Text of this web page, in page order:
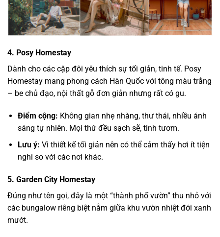
4. Posy Homestay
Dành cho các cặp đôi yêu thích sự tối giản, tinh tế. Posy
Homestay mang phong cách Hàn Quốc với tông màu trắng
– be chủ đạo, nội thất gỗ đơn giản nhưng rất có gu.
Điểm cộng: Không gian nhẹ nhàng, thư thái, nhiều ánh
sáng tự nhiên. Mọi thứ đều sạch sẽ, tinh tươm.
Lưu ý: Vì thiết kế tối giản nên có thể cảm thấy hơi ít tiện
nghi so với các nơi khác.
5. Garden City Homestay
Đúng như tên gọi, đây là một “thành phố vườn” thu nhỏ với
các bungalow riêng biệt nằm giữa khu vườn nhiệt đới xanh
mướt.